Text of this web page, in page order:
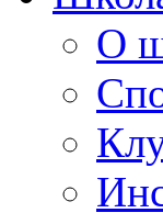
О